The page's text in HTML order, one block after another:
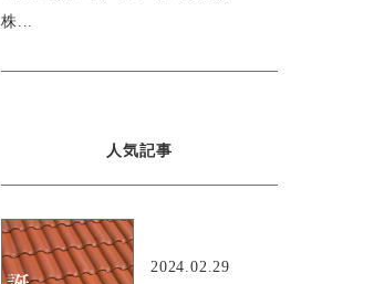
株...
人気記事
2024.02.29